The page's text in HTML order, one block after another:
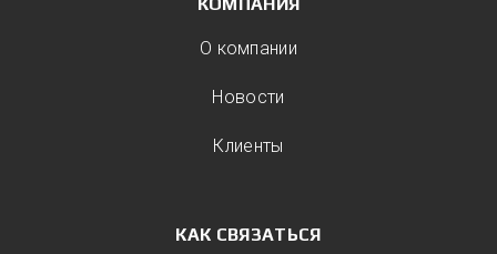
О компании
Новости
Клиенты
КАК СВЯЗАТЬСЯ